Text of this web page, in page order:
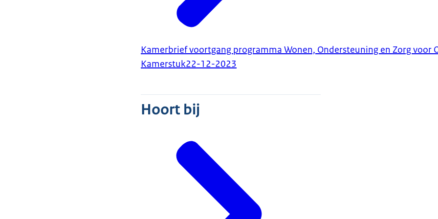
Kamerbrief voortgang programma Wonen, Ondersteuning en Zorg voor
Kamerstuk22-12-2023
Hoort bij